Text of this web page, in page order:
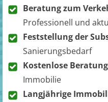
Beratung zum
Professionell und
Feststellung der
Sanierungsbedarf
Kostenlose
Immobilie
Langjährige